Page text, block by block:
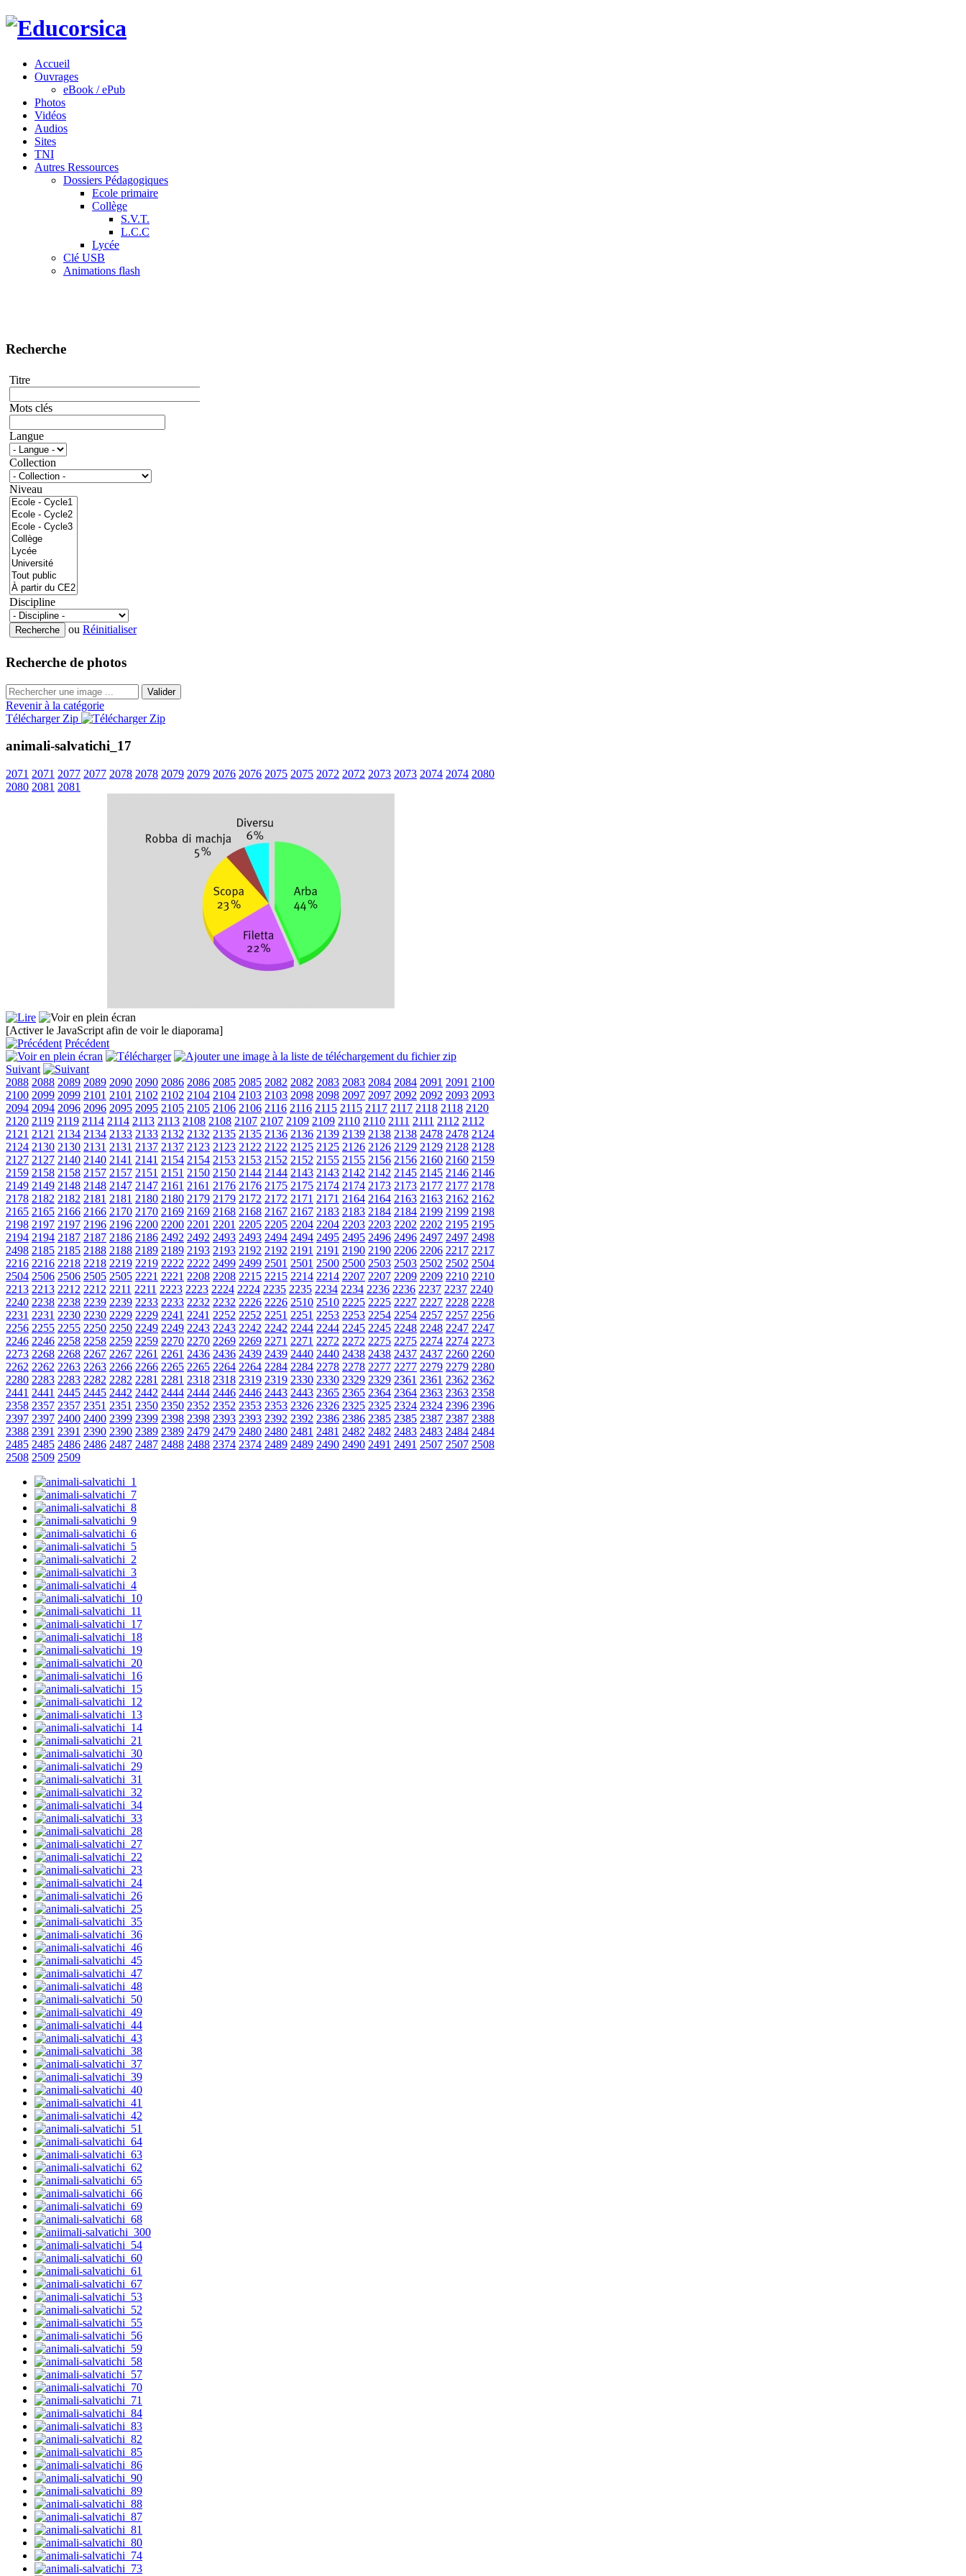
Accueil
Ouvrages
eBook / ePub
Photos
Vidéos
Audios
Sites
TNI
Autres Ressources
Dossiers Pédagogiques
Ecole primaire
Collège
S.V.T.
L.C.C
Lycée
Clé USB
Animations flash
Recherche
Titre
Mots clés
Langue
Collection
Niveau
Discipline
ou Réinitialiser
Recherche de photos
Valider
Revenir à la catégorie
Télécharger Zip
animali-salvatichi_17
2071 2071 2077 2077 2078 2078 2079 2079 2076 2076 2075 2075 2072 2072 2073 2073 2074 2074 2080
2080 2081 2081
[Activer le JavaScript afin de voir le diaporama]
Précédent
Suivant
2088 2088 2089 2089 2090 2090 2086 2086 2085 2085 2082 2082 2083 2083 2084 2084 2091 2091 2100
2100 2099 2099 2101 2101 2102 2102 2104 2104 2103 2103 2098 2098 2097 2097 2092 2092 2093 2093
2094 2094 2096 2096 2095 2095 2105 2105 2106 2106 2116 2116 2115 2115 2117 2117 2118 2118 2120
2120 2119 2119 2114 2114 2113 2113 2108 2108 2107 2107 2109 2109 2110 2110 2111 2111 2112 2112
2121 2121 2134 2134 2133 2133 2132 2132 2135 2135 2136 2136 2139 2139 2138 2138 2478 2478 2124
2124 2130 2130 2131 2131 2137 2137 2123 2123 2122 2122 2125 2125 2126 2126 2129 2129 2128 2128
2127 2127 2140 2140 2141 2141 2154 2154 2153 2153 2152 2152 2155 2155 2156 2156 2160 2160 2159
2159 2158 2158 2157 2157 2151 2151 2150 2150 2144 2144 2143 2143 2142 2142 2145 2145 2146 2146
2149 2149 2148 2148 2147 2147 2161 2161 2176 2176 2175 2175 2174 2174 2173 2173 2177 2177 2178
2178 2182 2182 2181 2181 2180 2180 2179 2179 2172 2172 2171 2171 2164 2164 2163 2163 2162 2162
2165 2165 2166 2166 2170 2170 2169 2169 2168 2168 2167 2167 2183 2183 2184 2184 2199 2199 2198
2198 2197 2197 2196 2196 2200 2200 2201 2201 2205 2205 2204 2204 2203 2203 2202 2202 2195 2195
2194 2194 2187 2187 2186 2186 2492 2492 2493 2493 2494 2494 2495 2495 2496 2496 2497 2497 2498
2498 2185 2185 2188 2188 2189 2189 2193 2193 2192 2192 2191 2191 2190 2190 2206 2206 2217 2217
2216 2216 2218 2218 2219 2219 2222 2222 2499 2499 2501 2501 2500 2500 2503 2503 2502 2502 2504
2504 2506 2506 2505 2505 2221 2221 2208 2208 2215 2215 2214 2214 2207 2207 2209 2209 2210 2210
2213 2213 2212 2212 2211 2211 2223 2223 2224 2224 2235 2235 2234 2234 2236 2236 2237 2237 2240
2240 2238 2238 2239 2239 2233 2233 2232 2232 2226 2226 2510 2510 2225 2225 2227 2227 2228 2228
2231 2231 2230 2230 2229 2229 2241 2241 2252 2252 2251 2251 2253 2253 2254 2254 2257 2257 2256
2256 2255 2255 2250 2250 2249 2249 2243 2243 2242 2242 2244 2244 2245 2245 2248 2248 2247 2247
2246 2246 2258 2258 2259 2259 2270 2270 2269 2269 2271 2271 2272 2272 2275 2275 2274 2274 2273
2273 2268 2268 2267 2267 2261 2261 2436 2436 2439 2439 2440 2440 2438 2438 2437 2437 2260 2260
2262 2262 2263 2263 2266 2266 2265 2265 2264 2264 2284 2284 2278 2278 2277 2277 2279 2279 2280
2280 2283 2283 2282 2282 2281 2281 2318 2318 2319 2319 2330 2330 2329 2329 2361 2361 2362 2362
2441 2441 2445 2445 2442 2442 2444 2444 2446 2446 2443 2443 2365 2365 2364 2364 2363 2363 2358
2358 2357 2357 2351 2351 2350 2350 2352 2352 2353 2353 2326 2326 2325 2325 2324 2324 2396 2396
2397 2397 2400 2400 2399 2399 2398 2398 2393 2393 2392 2392 2386 2386 2385 2385 2387 2387 2388
2388 2391 2391 2390 2390 2389 2389 2479 2479 2480 2480 2481 2481 2482 2482 2483 2483 2484 2484
2485 2485 2486 2486 2487 2487 2488 2488 2374 2374 2489 2489 2490 2490 2491 2491 2507 2507 2508
2508 2509 2509